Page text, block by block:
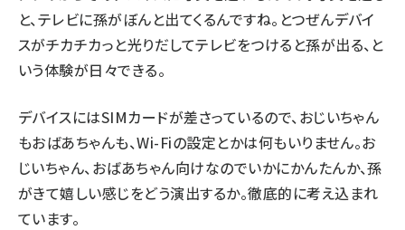
と、テレビに孫がぼんと出てくるんですね。とつぜんデバイ
スがチカチカっと光りだしてテレビをつけると孫が出る、と
いう体験が日々できる。
デバイスにはSIMカードが差さっているので、おじいちゃん
もおばあちゃんも、Wi-Fiの設定とかは何もいりません。お
じいちゃん、おばあちゃん向けなのでいかにかんたんか、孫
がきて嬉しい感じをどう演出するか。徹底的に考え込まれ
ています。